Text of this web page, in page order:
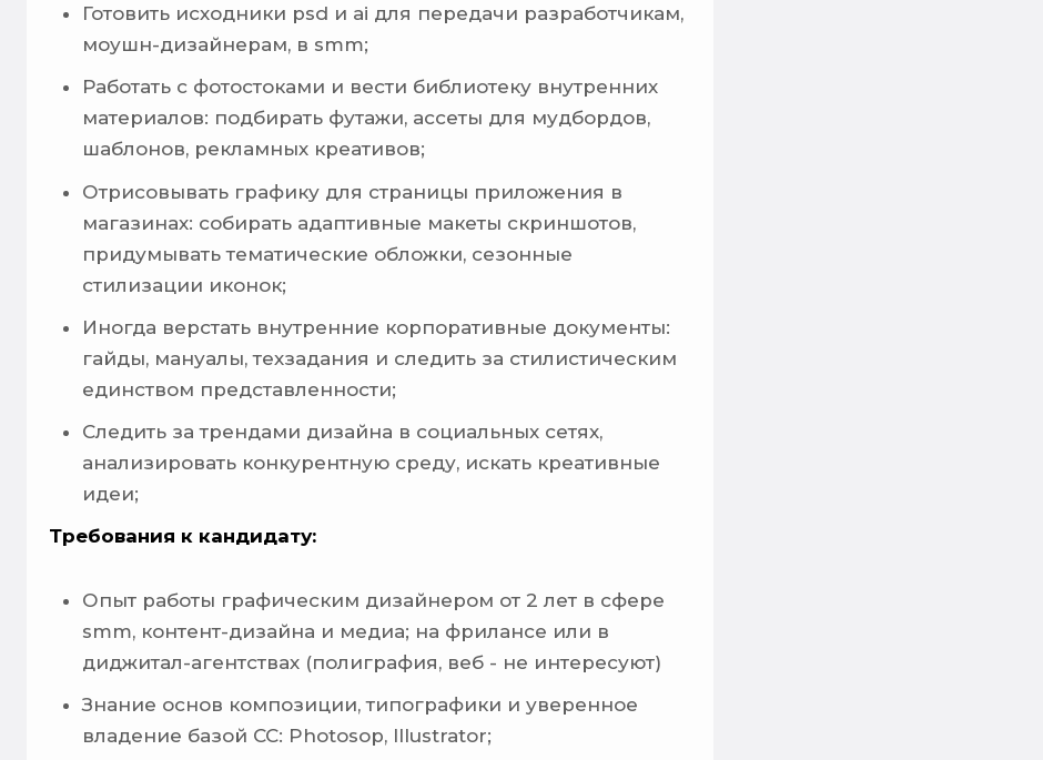
Готовить исходники psd и ai для передачи разработчикам,
моушн-дизайнерам, в smm;
Работать с фотостоками и вести библиотеку внутренних
материалов: подбирать футажи, ассеты для мудбордов,
шаблонов, рекламных креативов;
Отрисовывать графику для страницы приложения в
магазинах: собирать адаптивные макеты скриншотов,
придумывать тематические обложки, сезонные
стилизации иконок;
Иногда верстать внутренние корпоративные документы:
гайды, мануалы, техзадания и следить за стилистическим
единством представленности;
Следить за трендами дизайна в социальных сетях,
анализировать конкурентную среду, искать креативные
идеи;
Требования к кандидату:
Опыт работы графическим дизайнером от 2 лет в сфере
smm, контент-дизайна и медиа; на фрилансе или в
диджитал-агентствах (полиграфия, веб - не интересуют)
Знание основ композиции, типографики и уверенное
владение базой СС: Photosop, Illustrator;